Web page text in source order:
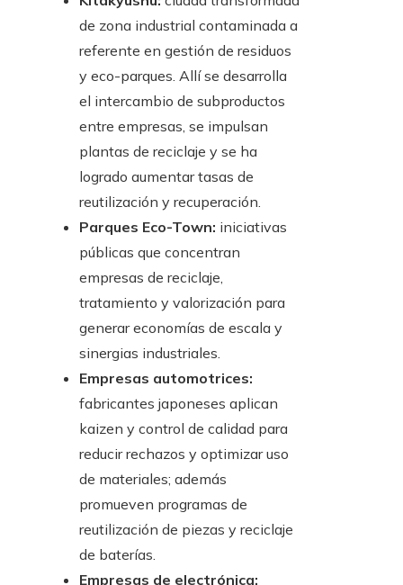
de zona industrial contaminada a
referente en gestión de residuos
y eco-parques. Allí se desarrolla
el intercambio de subproductos
entre empresas, se impulsan
plantas de reciclaje y se ha
logrado aumentar tasas de
reutilización y recuperación.
Parques Eco-Town: iniciativas
públicas que concentran
empresas de reciclaje,
tratamiento y valorización para
generar economías de escala y
sinergias industriales.
Empresas automotrices:
fabricantes japoneses aplican
kaizen y control de calidad para
reducir rechazos y optimizar uso
de materiales; además
promueven programas de
reutilización de piezas y reciclaje
de baterías.
Empresas de electrónica: